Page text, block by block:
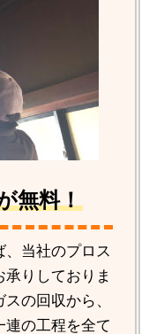
無料！
当社のプロス
りしておりま
の回収から、
の工程を全て